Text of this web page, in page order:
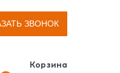
ЗВОНОК
Корзина